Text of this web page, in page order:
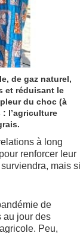
de gaz naturel,
et réduisant le
du choc (à
l’agriculture
à long
renforcer leur
mais si
de
au jour des
Peu,